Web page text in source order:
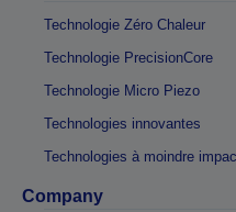
Technologie Zéro Chaleur
Technologie PrecisionCore
Technologie Micro Piezo
Technologies innovantes
Technologies à moindre
Company